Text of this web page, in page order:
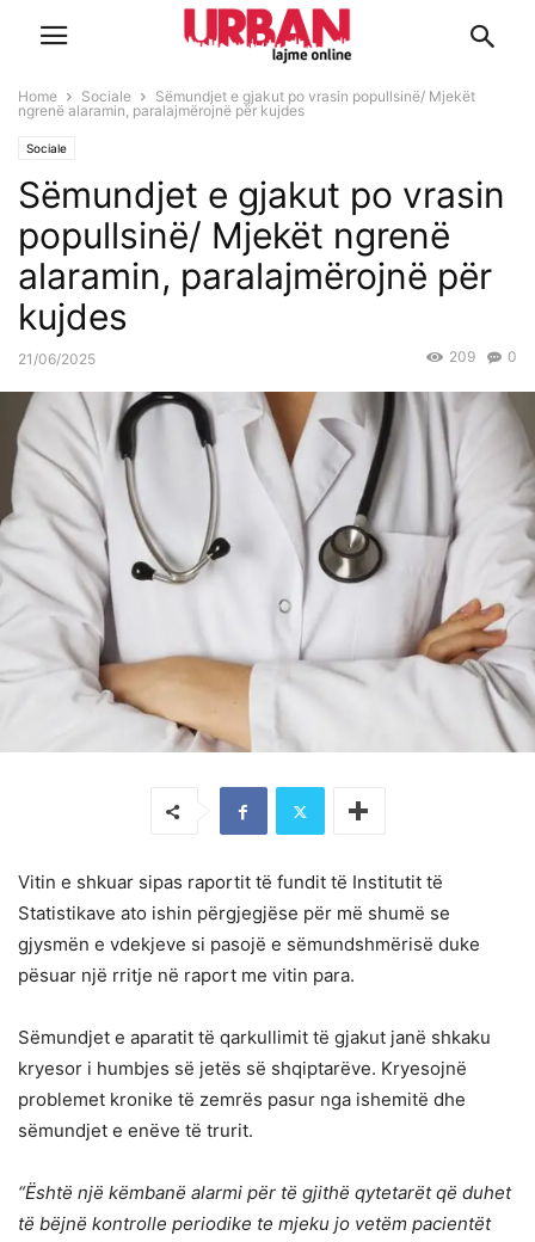
Home Sociale
Sëmundjet e gjakut po vrasin popullsinë/ Mjekët
ngrenë alaramin, paralajmërojnë për kujdes
Sociale
Sëmundjet e gjakut po vrasin
popullsinë/ Mjekët ngrenë
alaramin, paralajmërojnë për
kujdes
21/06/2025 0
209
Vitin e shkuar sipas raportit të fundit të Institutit të
Statistikave ato ishin përgjegjëse për më shumë se
gjysmën e vdekjeve si pasojë e sëmundshmërisë duke
pësuar një rritje në raport me vitin para.
Sëmundjet e aparatit të qarkullimit të gjakut janë shkaku
kryesor i humbjes së jetës së shqiptarëve. Kryesojnë
problemet kronike të zemrës pasur nga ishemitë dhe
sëmundjet e enëve të trurit.
“Është një këmbanë alarmi për të gjithë qytetarët që duhet
të bëjnë kontrolle periodike te mjeku jo vetëm pacientët